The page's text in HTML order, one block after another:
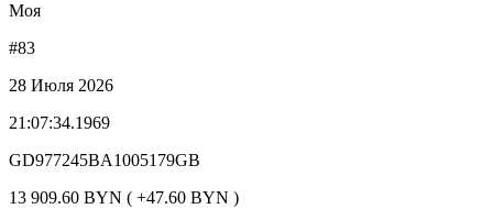
Моя
#83
28 Июля 2026
21:07:34.1969
GD977245BA1005179GB
13 909.60 BYN ( +47.60 BYN )